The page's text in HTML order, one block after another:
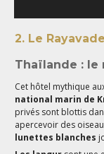
2. Le
Thaïlande : le
Cet hôtel mythique
national marin de
privés sont blottis
apercevoir des
lunettes blanches